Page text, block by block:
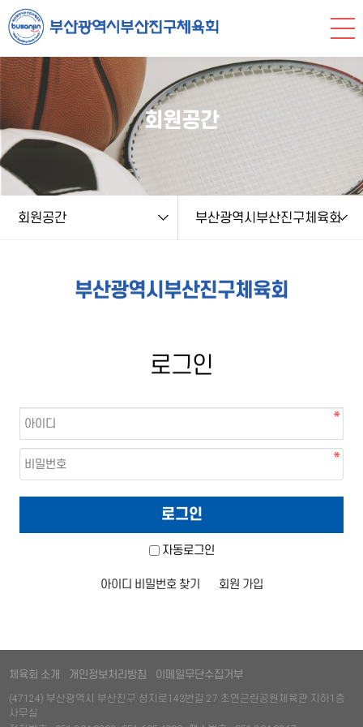
본문 바로가기
string(9) "login.php" string(5) "login" NULL
회원공간
회원공간 부산광역시부산진구체육회
부산광역시부산진구체육회
로그인
자동로그인
아이디 비밀번호 찾기 회원 가입
체육회 소개 개인정보처리방침 이메일무단수집거부
(47124) 부산광역시 부산진구 성지로143번길 27 초연근린공원체육관 지하1층
사무실